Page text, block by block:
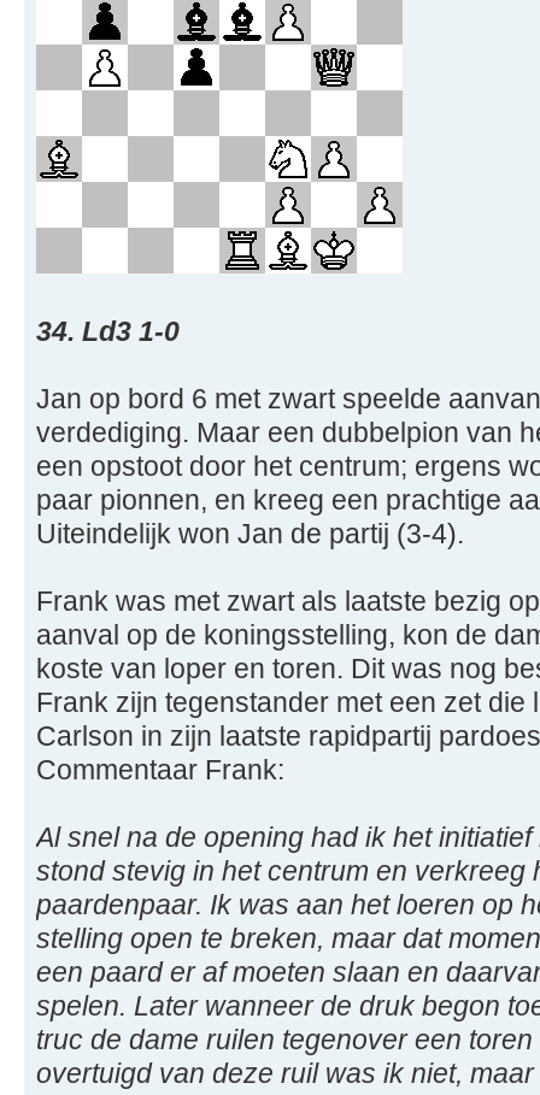
34. Ld3 1-0
Jan op bord 6 met zwart speelde
verdediging. Maar een dubbelpion van
een opstoot door het centrum; ergens
paar pionnen, en kreeg een prachtige
Uiteindelijk won Jan de partij (3-4).
Frank was met zwart als laatste bezig
aanval op de koningsstelling, kon de
koste van loper en toren. Dit was nog
Frank zijn tegenstander met een zet die
Carlson in zijn laatste rapidpartij
Commentaar Frank:
Al snel na de opening had ik het
stond stevig in het centrum en verkreeg
paardenpaar. Ik was aan het loeren op
stelling open te breken, maar dat
een paard er af moeten slaan en
spelen. Later wanneer de druk begon
truc de dame ruilen tegenover een
overtuigd van deze ruil was ik niet,